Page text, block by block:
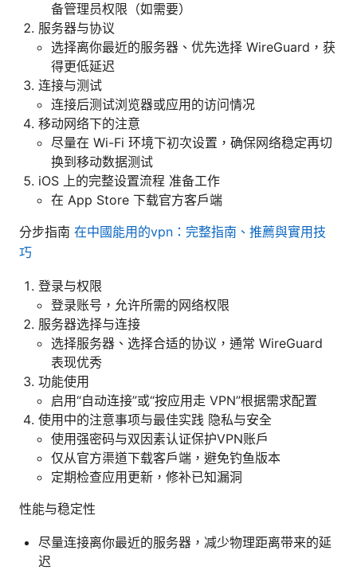
备管理员权限（如需要）
服务器与协议
选择离你最近的服务器、优先选择 WireGuard，获
得更低延迟
连接与测试
连接后测试浏览器或应用的访问情况
移动网络下的注意
尽量在 Wi-Fi 环境下初次设置，确保网络稳定再切
换到移动数据测试
iOS 上的完整设置流程 准备工作
在 App Store 下载官方客户端
分步指南 在中國能用的vpn：完整指南、推薦與實用技
巧
登录与权限
登录账号，允许所需的网络权限
服务器选择与连接
选择服务器、选择合适的协议，通常 WireGuard
表现优秀
功能使用
启用“自动连接”或“按应用走 VPN”根据需求配置
使用中的注意事项与最佳实践 隐私与安全
使用强密码与双因素认证保护VPN账户
仅从官方渠道下载客户端，避免钓鱼版本
定期检查应用更新，修补已知漏洞
性能与稳定性
尽量连接离你最近的服务器，减少物理距离带来的延
迟